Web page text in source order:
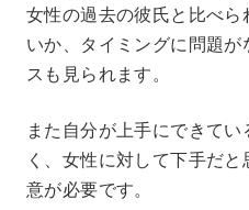
女性の過去の彼氏と比べ
いか、タイミングに問題
スも見られます。
また自分が上手にできて
く、女性に対して下手だ
意が必要です。